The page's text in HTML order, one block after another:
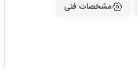
مشخصات فنی